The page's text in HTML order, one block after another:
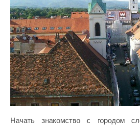
Начать знакомство с городом